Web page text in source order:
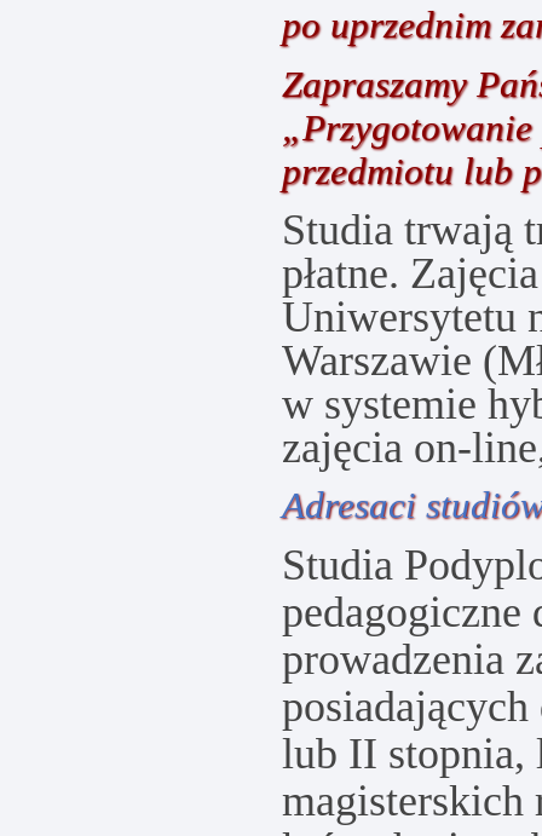
po uprzednim
Zapraszamy
przedmiotu lub
Studia trwają
płatne.
Uniwersytetu
Warszawie
w systemie
zajęcia on-
Adresaci
Studia
pedagogiczne
prowadzenia
lub II stopnia,